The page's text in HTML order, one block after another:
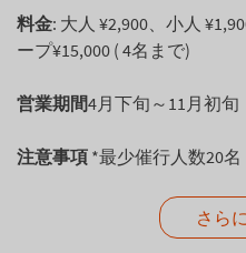
料金: 大人 ¥2,900、小人
ープ¥15,000 ( 4名まで)
営業期間4月下旬～11月初旬
注意事項 *最少催行人数20名
さら